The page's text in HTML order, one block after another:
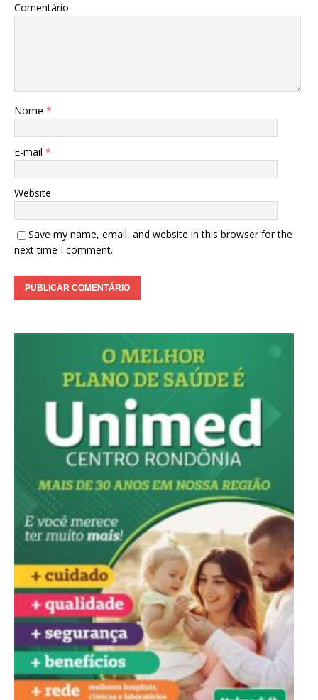
Comentário
Nome *
E-mail *
Website
Save my name, email, and website in this browser for the
next time I comment.